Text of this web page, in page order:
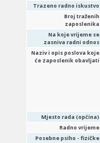
Trazeno radno iskustvo
Broj traženih
zaposlenika
Na koje vrijeme se
zasniva radni odnos
Naziv i opis poslova koje
će zaposlenik obavljati
Mjesto rada (općina)
Radno vrijeme
Posebne psiho - fizičke